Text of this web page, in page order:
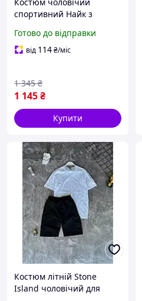
спортивний Найк з
Спортивні костюми Nike
чоловічі молодіжні
Готово до відправки
від 114₴/міс
1 145₴
1 345 ₴
Купити
Костюм літній Stone
Island чоловічий для